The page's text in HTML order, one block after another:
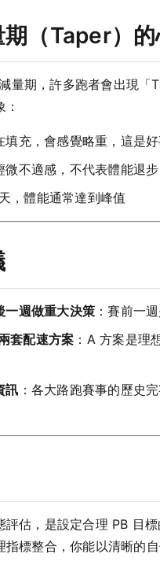
（Taper）
量期，許多跑者會出現
填充，會感覺略重，這是
微不適感，不代表體能退步
，體能通常達到峰值
一週做重大決策 ：賽前一
套配速方案 ：A 方案是理
訊 ：各大路跑賽事的歷史
評估，是設定合理 PB 目
指標整合，你能以清晰的